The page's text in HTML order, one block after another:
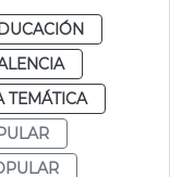
TEMÁTICA